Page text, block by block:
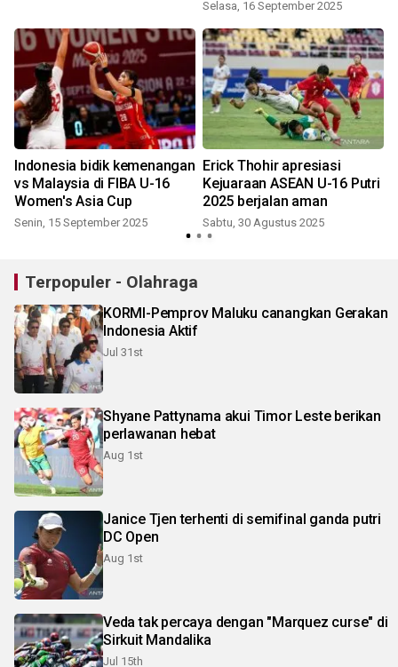
Selasa, 16 September 2025
Indonesia bidik kemenangan
vs Malaysia di FIBA U-16
Women's Asia Cup
Senin, 15 September 2025
Erick Thohir apresiasi
Kejuaraan ASEAN U-16 Putri
2025 berjalan aman
Sabtu, 30 Agustus 2025
Terpopuler - Olahraga
KORMI-Pemprov Maluku canangkan Gerakan
Indonesia Aktif
Jul 31st
Shyane Pattynama akui Timor Leste berikan
perlawanan hebat
Aug 1st
Janice Tjen terhenti di semifinal ganda putri
DC Open
Aug 1st
Veda tak percaya dengan "Marquez curse" di
Sirkuit Mandalika
Jul 15th